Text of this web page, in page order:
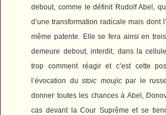
debout, comme le définit Rudolf Abel,
d’une transformation radicale mais dont
même patente. Elle se fera ainsi en
demeure debout, interdit, dans la
trop comment réagir et c’est cette
l’évocation dustoic moujicpar le
donner toutes les chances à Abel,
cas devant la Cour Suprême et se